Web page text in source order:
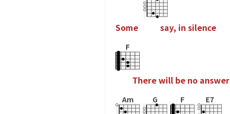
Some say, in silence
F
Therewill be no answer
Am G F E7